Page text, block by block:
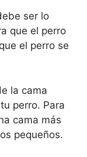
ser lo
que el perro
el perro se
la cama
perro. Para
cama más
pequeños.